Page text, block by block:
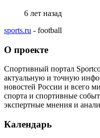
6 лет назад
sports.ru - football
О проекте
Спортивный портал
актуальную и точную
новостей России и всего
спорта и спортивные
экспертные мнения и
Календарь